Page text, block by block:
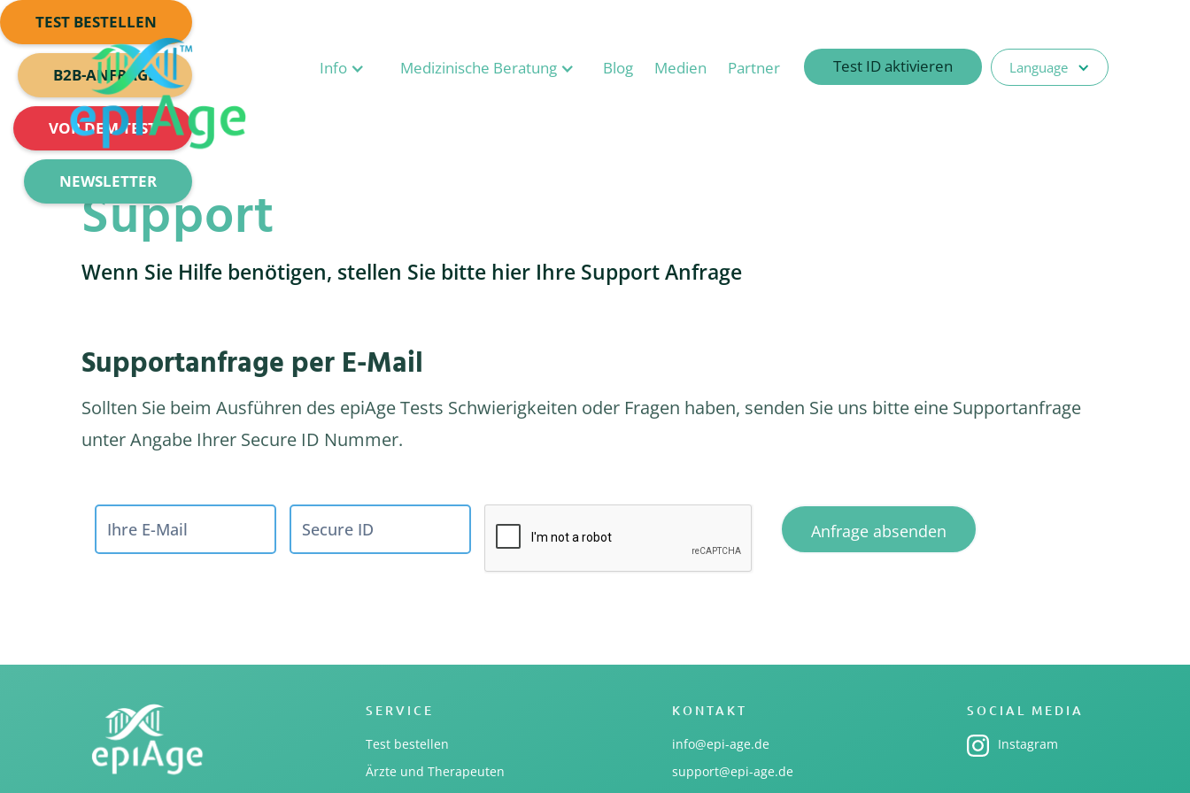
TEST BESTELLEN
B2B-ANFRAGE
VOR DEM TEST
NEWSLETTER
Info Medizinische Beratung Blog Medien Partner Test ID aktivieren Language
Support
Wenn Sie Hilfe benötigen, stellen Sie bitte hier Ihre Support Anfrage
Supportanfrage per E-Mail
Sollten Sie beim Ausführen des epiAge Tests Schwierigkeiten oder Fragen haben, senden Sie uns bitte eine Supportanfrage
unter Angabe Ihrer Secure ID Nummer.
SERVICE
Test bestellen
Ärzte und Therapeuten
KONTAKT
info@epi-age.de
support@epi-age.de
SOCIAL MEDIA
Instagram